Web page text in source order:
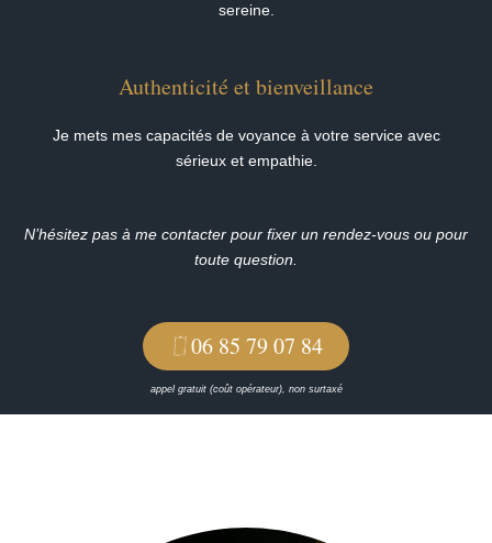
sereine.
Authenticité et bienveillance
Je mets mes capacités de voyance à votre service avec
sérieux et empathie.
N’hésitez pas à me contacter pour fixer un rendez-vous ou pour
toute question.
06 85 79 07 84
appel gratuit (coût opérateur), non surtaxé